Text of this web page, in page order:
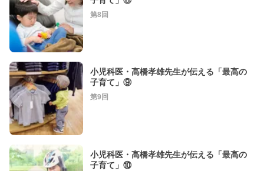
第8回
小児科医・高橋孝雄先生が伝える「最高の
子育て」⑨
第9回
小児科医・高橋孝雄先生が伝える「最高の
子育て」⑩